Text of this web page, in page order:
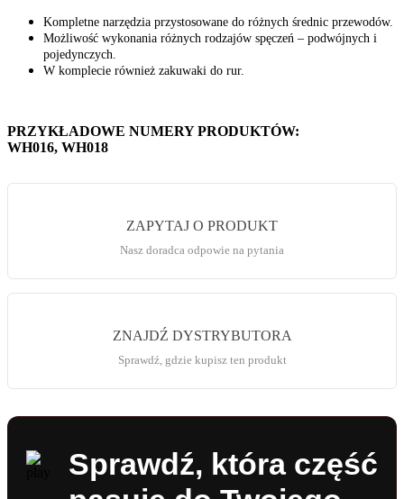
Kompletne narzędzia przystosowane do różnych średnic przewodów.
Możliwość wykonania różnych rodzajów spęczeń – podwójnych i
pojedynczych.
W komplecie również zakuwaki do rur.
PRZYKŁADOWE NUMERY PRODUKTÓW:
WH016, WH018
ZAPYTAJ O PRODUKT
Nasz doradca odpowie na pytania
ZNAJDŹ DYSTRYBUTORA
Sprawdź, gdzie kupisz ten produkt
Sprawdź, która część